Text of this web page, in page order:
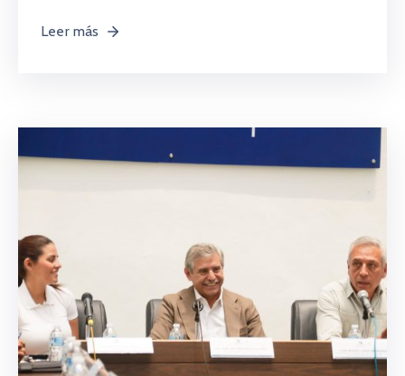
Leer más